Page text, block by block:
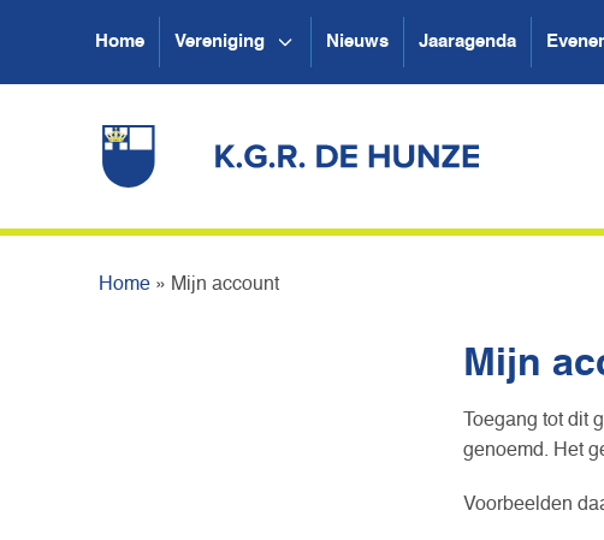
Home Vereniging Nieuws Jaaragenda
Home » Mijn account
Mijn
Toegang tot dit
genoemd. Het
Voorbeelden